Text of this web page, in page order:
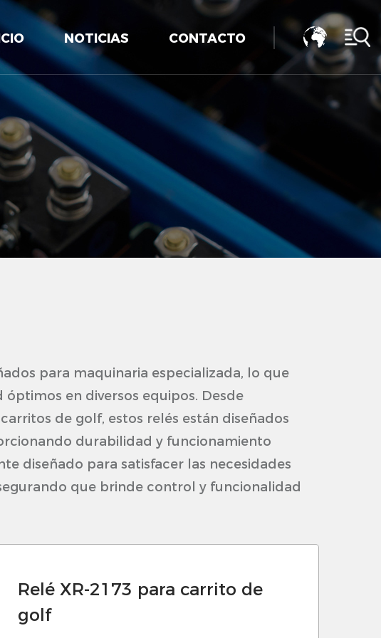
NOTICIAS CONTACTO
para maquinaria especializada, lo que
en diversos equipos. Desde
de golf, estos relés están diseñados
durabilidad y funcionamiento
diseñado para satisfacer las necesidades
que brinde control y funcionalidad
de alta calidad que garantizan que
los que operan cortadoras de césped,
Relé XR-2173 para carrito de
golf